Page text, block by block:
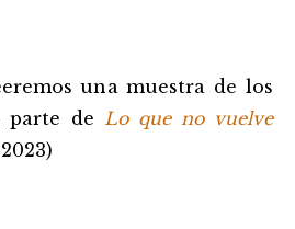
una muestra de los
parte de Lo que no vuelve